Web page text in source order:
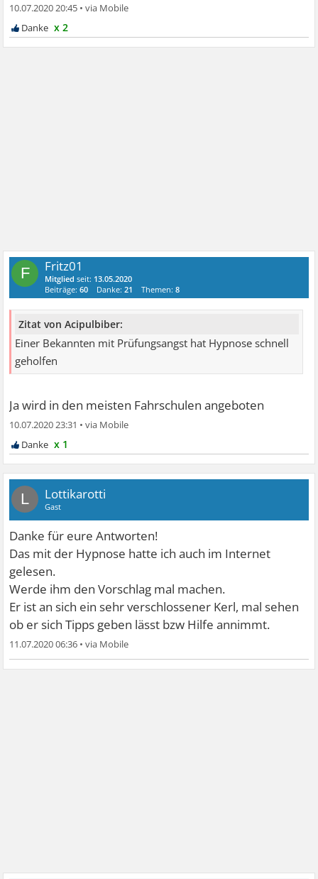
10.07.2020 20:45 •
x 2
F Fritz01
Mitglied seit: 13.05.2020
Beiträge:60 Danke:21 Themen:8
Zitat von Acipulbiber:
Einer Bekannten mit Prüfungsangst hat Hypnose schnell
geholfen
Ja wird in den meisten Fahrschulen angeboten
10.07.2020 23:31 •
x 1
L Lottikarotti
Gast
Danke für eure Antworten!
Das mit der Hypnose hatte ich auch im Internet
gelesen.
Werde ihm den Vorschlag mal machen.
Er ist an sich ein sehr verschlossener Kerl, mal sehen
ob er sich Tipps geben lässt bzw Hilfe annimmt.
11.07.2020 06:36 •